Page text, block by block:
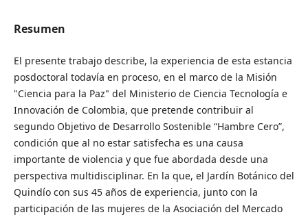
Resumen
El presente trabajo describe, la experiencia de esta estancia
posdoctoral todavía en proceso, en el marco de la Misión
"Ciencia para la Paz" del Ministerio de Ciencia Tecnología e
Innovación de Colombia, que pretende contribuir al
segundo Objetivo de Desarrollo Sostenible “Hambre Cero”,
condición que al no estar satisfecha es una causa
importante de violencia y que fue abordada desde una
perspectiva multidisciplinar. En la que, el Jardín Botánico del
Quindío con sus 45 años de experiencia, junto con la
participación de las mujeres de la Asociación del Mercado